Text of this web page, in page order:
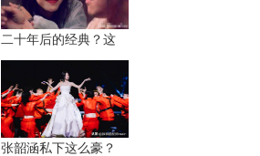
二十年后的经典？这
张韶涵私下这么豪？